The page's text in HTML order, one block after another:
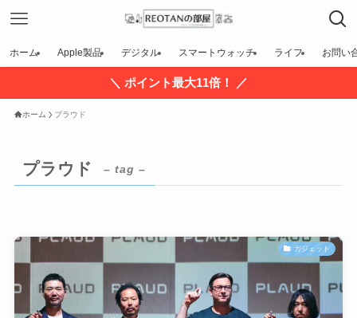
ホーム Apple製品 デジタル スマートウォッチ ライフ お問い
＼ ポイント最大11倍！ ／
ホーム プラウド
プラウド – tag –
ガジェット